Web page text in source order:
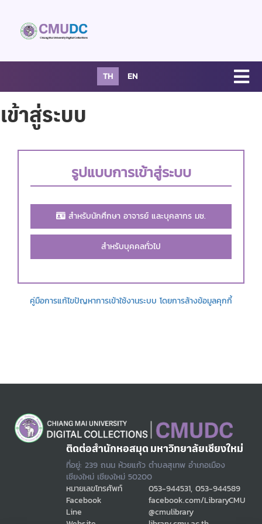
TH EN
เข้าสู่ระบบ
รูปแบบการเข้าสู่ระบบ
สำหรับนักศึกษา อาจารย์ และบุคลากร มช.
สำหรับบุคคลทั่วไป
คู่มือการแก้ไขปัญหาการเข้าใช้งานระบบ โดยการล้างข้อมูลคุกกี้
ติดต่อสำนักหอสมุด มหาวิทยาลัยเชียงใหม่
ที่อยู่: 239 ถนน ห้วยแก้ว ตำบลสุเทพ อำเภอเมือง
เชียงใหม่ เชียงใหม่ 50200
หมายเลขโทรศัพท์ 053-944531, 053-944589
Facebook
facebook.com/LibraryCMU
Line
@cmulibrary